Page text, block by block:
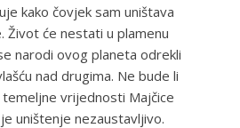
kako čovjek sam uništava
Život će nestati u plamenu
narodi ovog planeta odrekli
nad drugima. Ne bude li
vrijednosti Majčice
uništenje nezaustavljivo.